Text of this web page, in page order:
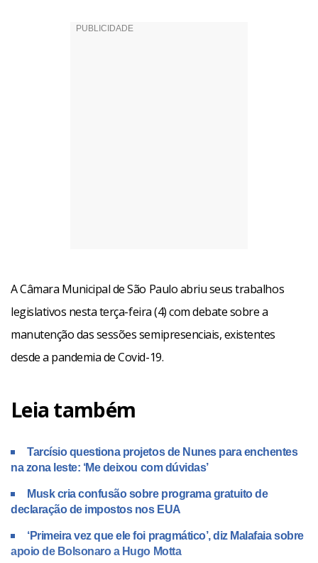
A Câmara Municipal de São Paulo abriu seus trabalhos
legislativos nesta terça-feira (4) com debate sobre a
manutenção das sessões semipresenciais, existentes
desde a pandemia de Covid-19.
Leia também
Tarcísio questiona projetos de Nunes para enchentes
na zona leste: ‘Me deixou com dúvidas’
Musk cria confusão sobre programa gratuito de
declaração de impostos nos EUA
‘Primeira vez que ele foi pragmático’, diz Malafaia sobre
apoio de Bolsonaro a Hugo Motta